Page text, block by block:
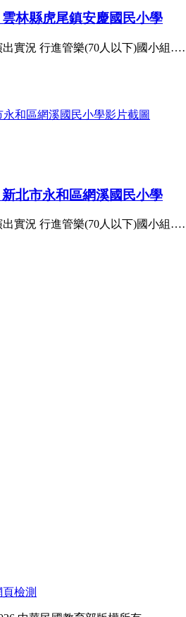
林縣虎尾鎮安慶國民小學
出實況 行進管樂(70人以下)國小
北市永和區網溪國民小學
出實況 行進管樂(70人以下)國小